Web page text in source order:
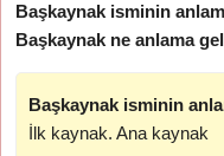
Başkaynak isminin
Başkaynak ne anlama
Başkaynak isminin
İlk kaynak. Ana kaynak